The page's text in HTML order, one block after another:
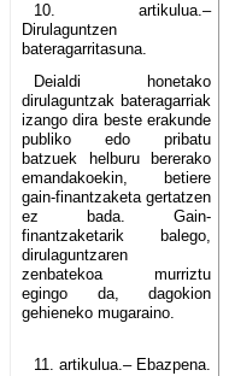
10. artikulua.–
Dirulaguntzen
bateragarritasuna.
Deialdi honetako
dirulaguntzak bateragarriak
izango dira beste erakunde
publiko edo pribatu
batzuek helburu bererako
emandakoekin, betiere
gain-finantzaketa gertatzen
ez bada. Gain-
finantzaketarik balego,
dirulaguntzaren
zenbatekoa murriztu
egingo da, dagokion
gehieneko mugaraino.
11. artikulua.– Ebazpena.